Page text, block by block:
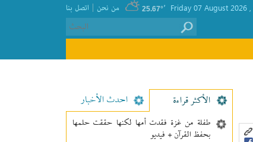
اتصل بنا | من نحن 25.67°
الأکثر قراءة احدث الأخبار
طفلة من غزة فقدت أمها لكنها حققت حلمها
بحفظ القرآن + فيديو